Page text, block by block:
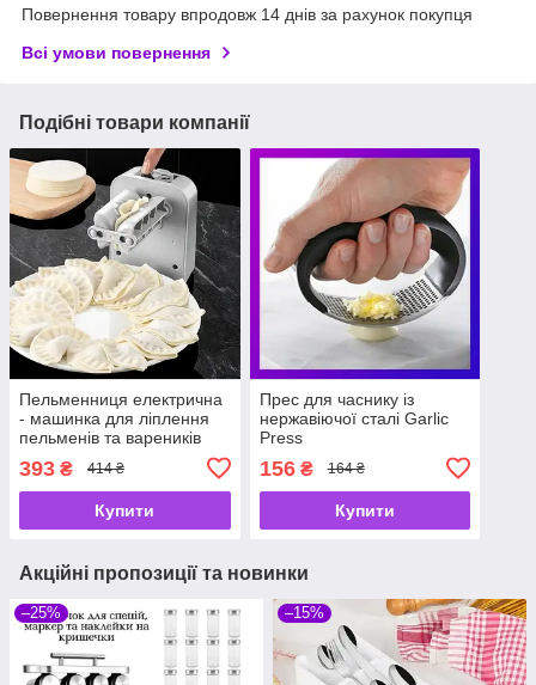
Повернення товару впродовж 14 днів за рахунок покупця
Всі умови повернення
Подібні товари компанії
Пельменниця електрична
- машинка для ліплення
пельменів та вареників
393 ₴ 414 ₴
Купити
Прес для часнику із
нержавіючої сталі Garlic
Press
156₴ 164 ₴
Купити
Акційні пропозиції та новинки
–25% –15%